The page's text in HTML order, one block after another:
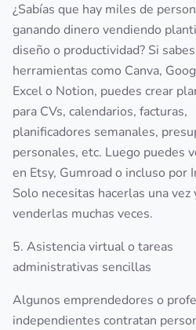
¿Sabías que hay miles de
ganando dinero vendiendo
diseño o productividad? Si
herramientas como Canva,
Excel o Notion, puedes crear
para CVs, calendarios, facturas,
planificadores semanales,
personales, etc. Luego puedes
en Etsy, Gumroad o incluso por
Solo necesitas hacerlas una vez
venderlas muchas veces.
5. Asistencia virtual o tareas
administrativas sencillas
Algunos emprendedores o
independientes contratan